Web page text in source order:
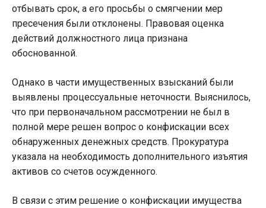
отбывать срок, а его просьбы о смягчении мер
пресечения были отклонены. Правовая оценка
действий должностного лица признана
обоснованной.
Однако в части имущественных взысканий были
выявлены процессуальные неточности. Выяснилось,
что при первоначальном рассмотрении не был в
полной мере решен вопрос о конфискации всех
обнаруженных денежных средств. Прокуратура
указала на необходимость дополнительного изъятия
активов со счетов осужденного.
В связи с этим решение о конфискации имущества